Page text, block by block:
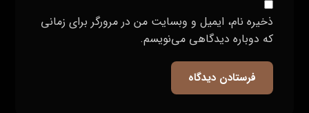
ذخیره نام، ایمیل و وبسایت من در مرورگر برای زمانی
که دوباره دیدگاهی می‌نویسم.
فرستادن دیدگاه